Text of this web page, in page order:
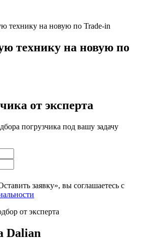
технику на новую по
от эксперта
погрузчика под вашу задачу
заявку», вы соглашаетесь с
Dalian